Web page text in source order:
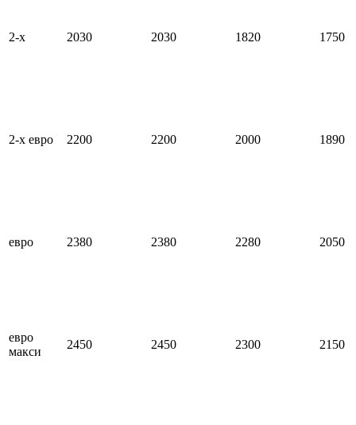
2-х 2030 2030 1820 1750
2-х евро 2200 2200 2000 1890
евро 2380 2380 2280 2050
евро
макси
2450 2450 2300 2150